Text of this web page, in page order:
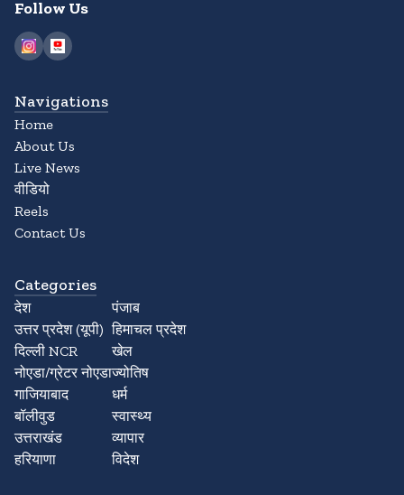
Follow Us
Navigations
Home
About Us
Live News
वीडियो
Reels
Contact Us
Categories
देश
उत्तर प्रदेश (यूपी)
दिल्ली NCR
नोएडा/ग्रेटर नोएडा
गाजियाबाद
बॉलीवुड
उत्तराखंड
हरियाणा
पंजाब
हिमाचल प्रदेश
खेल
ज्योतिष
धर्म
स्वास्थ्य
व्यापार
विदेश